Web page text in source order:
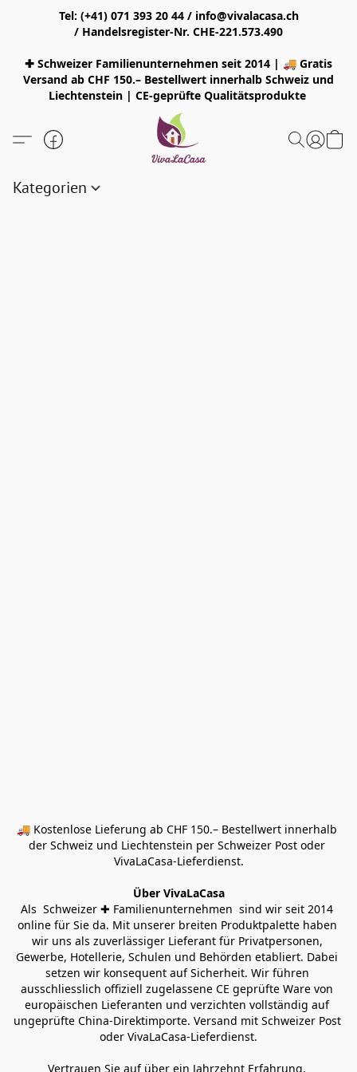
Tel: (+41) 071 393 20 44 / info@vivalacasa.ch
/ Handelsregister-Nr. CHE-221.573.490
✚ Schweizer Familienunternehmen seit 2014 | 🚚 Gratis
Versand ab CHF 150.– Bestellwert innerhalb Schweiz und
Liechtenstein | CE-geprüfte Qualitätsprodukte
Kategorien
🚚 Kostenlose Lieferung ab CHF 150.– Bestellwert innerhalb
der Schweiz und Liechtenstein per Schweizer Post oder
VivaLaCasa-Lieferdienst.
Über VivaLaCasa
Als  Schweizer ✚ Familienunternehmen  sind wir seit 2014
online für Sie da. Mit unserer breiten Produktpalette haben
wir uns als zuverlässiger Lieferant für Privatpersonen,
Gewerbe, Hotellerie, Schulen und Behörden etabliert. Dabei
setzen wir konsequent auf Sicherheit. Wir führen
ausschliesslich offiziell zugelassene CE geprüfte Ware von
europäischen Lieferanten und verzichten vollständig auf
ungeprüfte China-Direktimporte. Versand mit Schweizer Post
oder VivaLaCasa-Lieferdienst.
Vertrauen Sie auf über ein Jahrzehnt Erfahrung,